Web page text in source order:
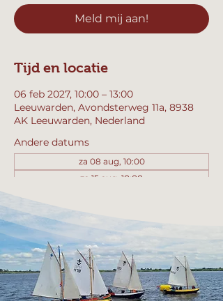
Meld mij aan!
Tijd en locatie
06 feb 2027, 10:00 – 13:00
Leeuwarden, Avondsterweg 11a, 8938
AK Leeuwarden, Nederland
Andere datums
za 08 aug, 10:00
za 15 aug, 10:00
Bekijk alle 358 datums
Meld mij aan!